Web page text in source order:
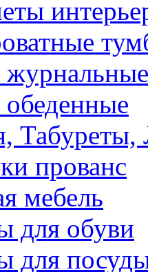
Табуреты,
прованс
мебель
для обуви
для